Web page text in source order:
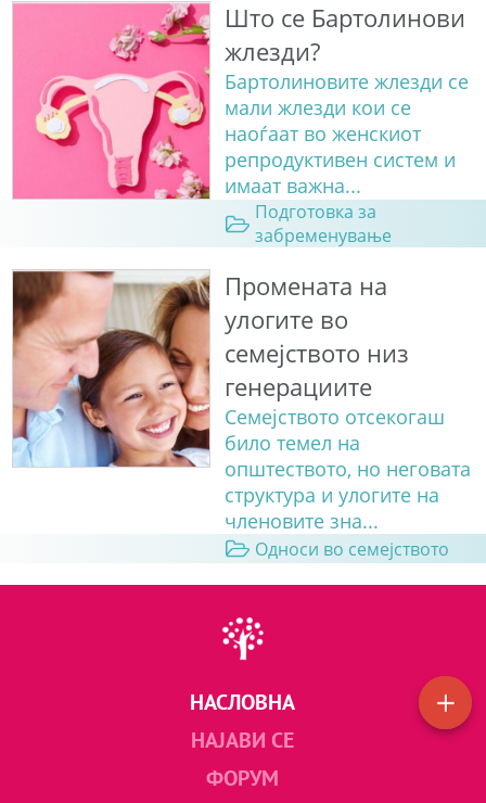
Што се Бартолинови
жлезди?
Бартолиновите жлезди се
мали жлезди кои се
наоѓаат во женскиот
репродуктивен систем и
имаат важна...
Подготовка за
забременување
Промената на
улогите во
семејството низ
генерациите
Семејството отсекогаш
било темел на
општеството, но неговата
структура и улогите на
членовите зна...
Односи во семејството
НАСЛОВНА
НАЈАВИ СЕ
ФОРУМ